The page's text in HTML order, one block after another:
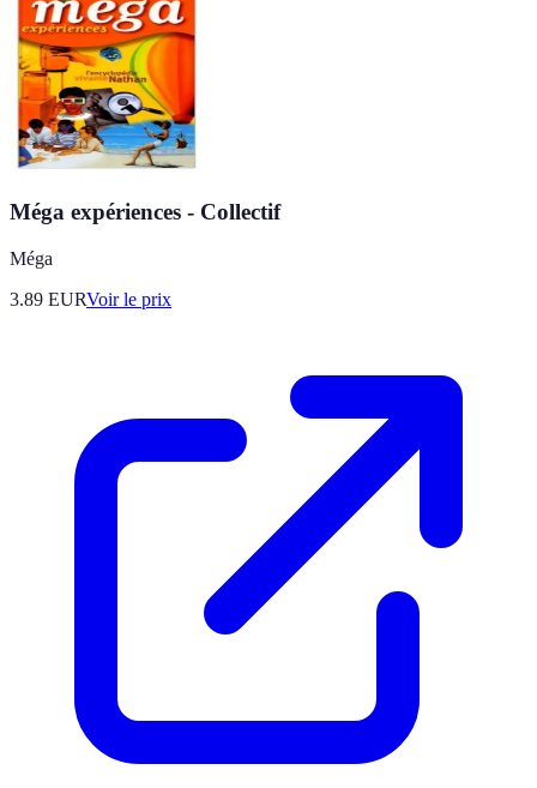
Méga expériences - Collectif
Méga
3.89 EURVoir le prix